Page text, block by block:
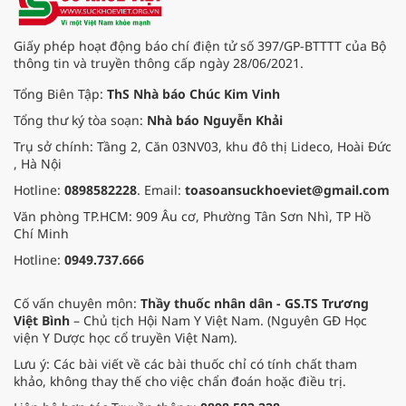
Giấy phép hoạt động báo chí điện tử số 397/GP-BTTTT của Bộ
thông tin và truyền thông cấp ngày 28/06/2021.
Tổng Biên Tập: ThS Nhà báo Chúc Kim Vinh
Tổng thư ký tòa soạn: Nhà báo Nguyễn Khải
Trụ sở chính: Tầng 2, Căn 03NV03, khu đô thị Lideco, Hoài Đức
, Hà Nội
Hotline: 0898582228. Email: toasoansuckhoeviet@gmail.com
Văn phòng TP.HCM: 909 Âu cơ, Phường Tân Sơn Nhì, TP Hồ
Chí Minh
Hotline: 0949.737.666
Cố vấn chuyên môn: Thầy thuốc nhân dân - GS.TS Trương
Việt Bình – Chủ tịch Hội Nam Y Việt Nam. (Nguyên GĐ Học
viện Y Dược học cổ truyền Việt Nam).
Lưu ý: Các bài viết về các bài thuốc chỉ có tính chất tham
khảo, không thay thế cho việc chẩn đoán hoặc điều trị.